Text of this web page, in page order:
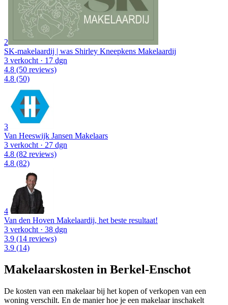
2
SK-makelaardij | was Shirley Kneepkens Makelaardij
3 verkocht · 17 dgn
4.8 (50 reviews)
4.8 (50)
3
Van Heeswijk Jansen Makelaars
3 verkocht · 27 dgn
4.8 (82 reviews)
4.8 (82)
4
Van den Hoven Makelaardij, het beste resultaat!
3 verkocht · 38 dgn
3.9 (14 reviews)
3.9 (14)
Makelaarskosten in Berkel-Enschot
De kosten van een makelaar bij het kopen of verkopen van een
woning verschilt. En de manier hoe je een makelaar inschakelt